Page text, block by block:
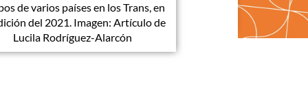
de varios países en los Trans, en
del 2021. Imagen: Artículo de
Lucila Rodríguez-Alarcón